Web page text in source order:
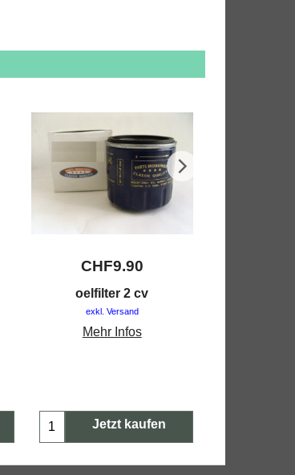
CHF9.90
oelfilter 2 cv
exkl. Versand
Mehr Infos
Jetzt kaufen